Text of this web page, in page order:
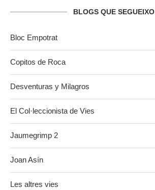
BLOGS QUE SEGUEIXO
Bloc Empotrat
Copitos de Roca
Desventuras y Milagros
El Col·leccionista de Vies
Jaumegrimp 2
Joan Asín
Les altres vies